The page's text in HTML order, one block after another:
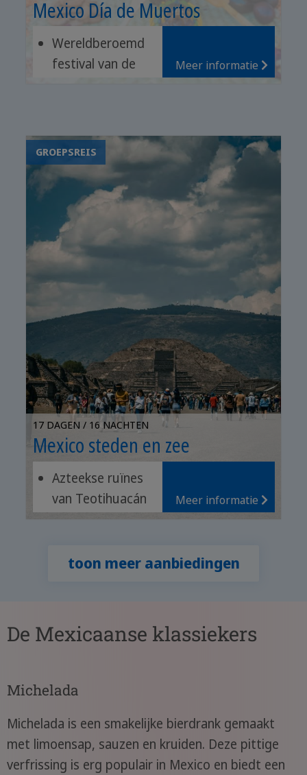
Mexico Día de Muertos
Wereldberoemd
festival van de
Oaxaca
Het historische
centrum van
Cartagena
Meer informatie
GROEPSREIS
17 DAGEN / 16 NACHTEN
Mexico steden en zee
Azteekse ruïnes
van Teotihuacán
Magische dorpen
Cholula en Atlixco
Meer informatie
toon meer aanbiedingen
De Mexicaanse klassiekers
Michelada
Michelada is een smakelijke bierdrank gemaakt
met limoensap, sauzen en kruiden. Deze pittige
verfrissing is erg populair in Mexico en biedt een